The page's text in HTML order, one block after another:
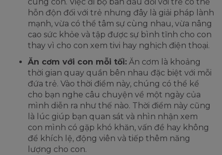
hỗn độn đối với trẻ nhưng đây là giải pháp lành
mạnh, vừa có thể tâm sự cùng nhau, vừa nâng
cao sức khỏe và tập được sự bình tĩnh cho con
thay vì cho con xem tivi hay nghịch điện thoại.
Ăn cơm với con mỗi tối: Ăn cơm là khoảng
thời gian quay quần bên nhau đặc biệt với mỗi
đứa trẻ. Vào thời điểm này, chúng có thể kể
cho bạn nghe câu chuyện về một ngày của
mình diễn ra như thế nào. Thời điểm này cũng
là lúc giúp bạn quan sát và nhìn nhận xem
con mình có gặp khó khăn, vấn đề hay không
để khích lệ, động viên và tiếp thêm năng
lượng cho con.